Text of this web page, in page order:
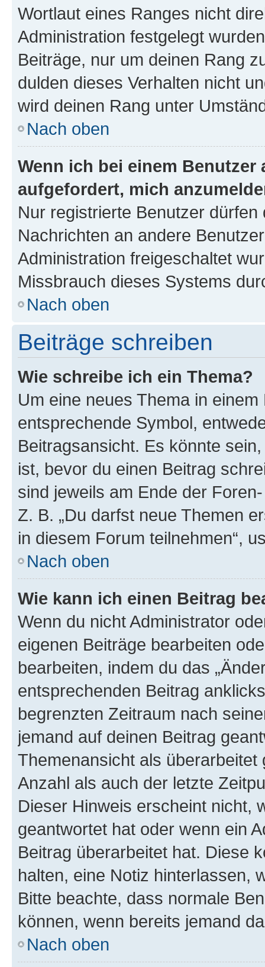
Wortlaut eines Ranges nicht
Administration festgelegt
Beiträge, nur um deinen Rang
dulden dieses Verhalten nicht
wird deinen Rang unter
Nach oben
Wenn ich bei einem
aufgefordert, mich
Nur registrierte Benutzer
Nachrichten an andere
Administration freigeschaltet
Missbrauch dieses Systems
Nach oben
Beiträge schreiben
Wie schreibe ich ein Thema?
Um eine neues Thema in
entsprechende Symbol,
Beitragsansicht. Es könnte
ist, bevor du einen Beitrag
sind jeweils am Ende der
Z. B. „Du darfst neue Themen
in diesem Forum teilnehmen“,
Nach oben
Wie kann ich einen Beitrag
Wenn du nicht Administrator
eigenen Beiträge bearbeiten
bearbeiten, indem du das
entsprechenden Beitrag
begrenzten Zeitraum nach
jemand auf deinen Beitrag
Themenansicht als
Anzahl als auch der letzte
Dieser Hinweis erscheint nicht,
geantwortet hat oder wenn ein
Beitrag überarbeitet hat. Diese
halten, eine Notiz hinterlassen,
Bitte beachte, dass normale
können, wenn bereits jemand
Nach oben